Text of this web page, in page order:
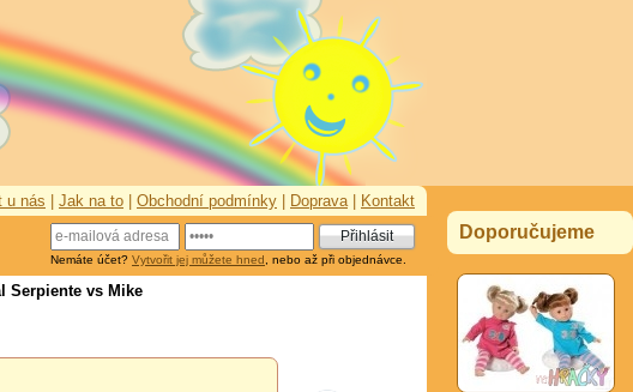
Doporučujeme
u nás Jak na to Obchodní podmínky Doprava| Kontakt
Nemáte účet? Vytvořit jej můžete hned , nebo až při objednávce.
Serpiente vs Mike